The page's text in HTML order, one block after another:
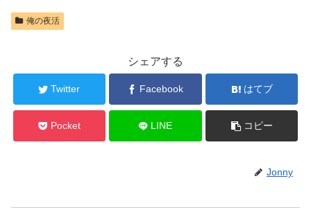
俺の夜活
シェアする
Twitter Facebook はてブ
Pocket LINE コピー
Jonny